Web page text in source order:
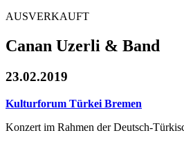
AUSVERKAUFT
Canan Uzerli & Band
23.02.2019
Kulturforum Türkei Bremen
Konzert im Rahmen der Deutsch-